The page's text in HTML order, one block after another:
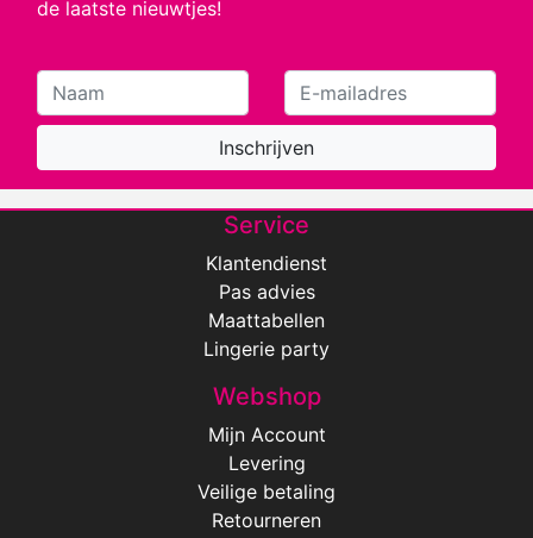
de laatste nieuwtjes!
Inschrijven
Service
Klantendienst
Pas advies
Maattabellen
Lingerie party
Webshop
Mijn Account
Levering
Veilige betaling
Retourneren